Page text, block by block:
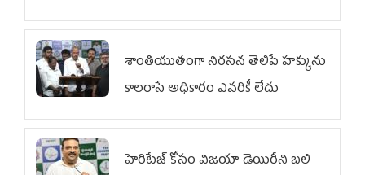
శాంతియుతంగా నిరసన తెలిపే హక్కును
కాలరాసే అధికారం ఎవరికీ లేదు
హెరిటేజ్ కోసం విజయా డెయిరీని బలి